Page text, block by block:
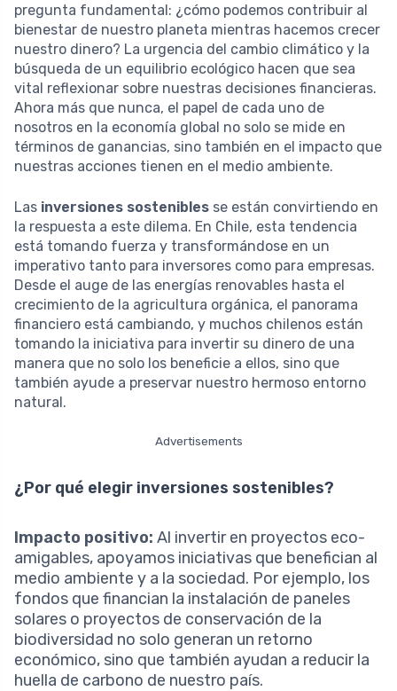
pregunta fundamental: ¿cómo podemos contribuir al
bienestar de nuestro planeta mientras hacemos crecer
nuestro dinero? La urgencia del cambio climático y la
búsqueda de un equilibrio ecológico hacen que sea
vital reflexionar sobre nuestras decisiones financieras.
Ahora más que nunca, el papel de cada uno de
nosotros en la economía global no solo se mide en
términos de ganancias, sino también en el impacto que
nuestras acciones tienen en el medio ambiente.
Las inversiones sostenibles se están convirtiendo en
la respuesta a este dilema. En Chile, esta tendencia
está tomando fuerza y transformándose en un
imperativo tanto para inversores como para empresas.
Desde el auge de las energías renovables hasta el
crecimiento de la agricultura orgánica, el panorama
financiero está cambiando, y muchos chilenos están
tomando la iniciativa para invertir su dinero de una
manera que no solo los beneficie a ellos, sino que
también ayude a preservar nuestro hermoso entorno
natural.
Advertisements
¿Por qué elegir inversiones sostenibles?
Impacto positivo: Al invertir en proyectos eco-
amigables, apoyamos iniciativas que benefician al
medio ambiente y a la sociedad. Por ejemplo, los
fondos que financian la instalación de paneles
solares o proyectos de conservación de la
biodiversidad no solo generan un retorno
económico, sino que también ayudan a reducir la
huella de carbono de nuestro país.